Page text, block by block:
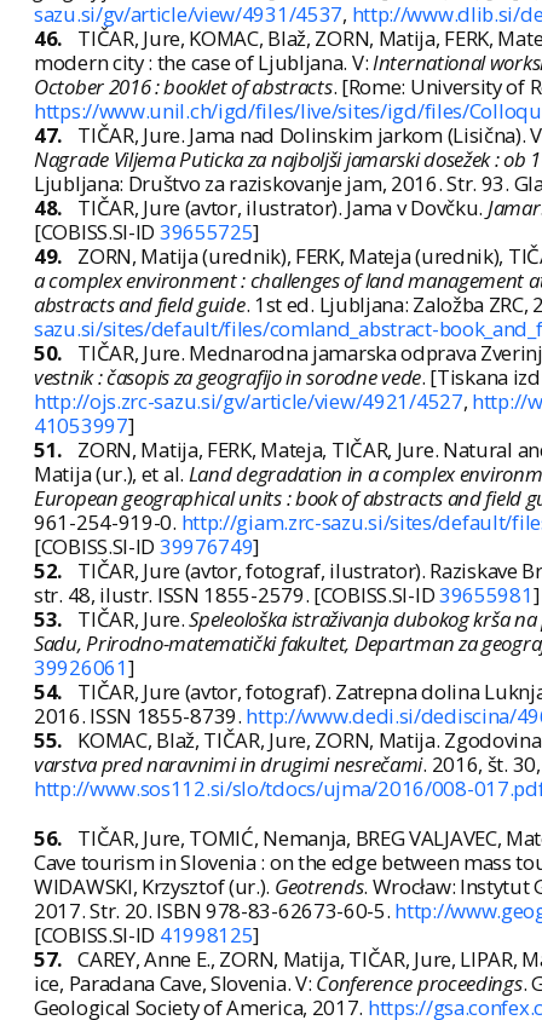
sazu.si/gv/article/view/4931/4537, http://www.dlib.si/
46.
TIČAR, Jure, KOMAC, Blaž, ZORN, Matija, FERK,
modern city : the case of Ljubljana. V:International
October 2016 : booklet of abstracts. [Rome: University of
https://www.unil.ch/igd/files/live/sites/igd/files/
47.
TIČAR, Jure. Jama nad Dolinskim jarkom (Lisična).
Nagrade Viljema Puticka za najboljši jamarski dosežek :
Ljubljana: Društvo za raziskovanje jam, 2016. Str. 93.
48.
TIČAR, Jure (avtor, ilustrator). Jama v Dovčku. Jamar
[COBISS.SI-ID 39655725]
49.
ZORN, Matija (urednik), FERK, Mateja (urednik),
a complex environment : challenges of land
abstracts and field guide. 1st ed. Ljubljana: Založba
sazu.si/sites/default/files/comland_abstract-
50.
TIČAR, Jure. Mednarodna jamarska odprava
vestnik : časopis za geografijo in sorodne vede. [Tiskana
http://ojs.zrc-sazu.si/gv/article/view/4921/4527, http://
41053997]
51.
ZORN, Matija, FERK, Mateja, TIČAR, Jure.
Matija (ur.), et al. Land degradation in a complex
European geographical units : book of abstracts and field
961-254-919-0. http://giam.zrc-sazu.si/sites/default/
[COBISS.SI-ID 39976749]
52.
TIČAR, Jure (avtor, fotograf, ilustrator). Raziskave
str. 48, ilustr. ISSN 1855-2579. [COBISS.SI-ID39655981]
53.
TIČAR, Jure.Speleološka istraživanja dubokog krša
Sadu, Prirodno-matematički fakultet, Departman za
39926061]
54.
TIČAR, Jure (avtor, fotograf). Zatrepna dolina
2016. ISSN 1855-8739. http://www.dedi.si/dediscina/
55.
KOMAC, Blaž, TIČAR, Jure, ZORN, Matija.
varstva pred naravnimi in drugimi nesrečami. 2016, št.
http://www.sos112.si/slo/tdocs/ujma/2016/008-
56.
TIČAR, Jure, TOMIĆ, Nemanja, BREG VALJAVEC,
Cave tourism in Slovenia : on the edge between mass
WIDAWSKI, Krzysztof (ur.). Geotrends. Wrocław: Instytut
2017. Str. 20. ISBN 978-83-62673-60-5. http://
[COBISS.SI-ID 41998125]
57. CAREY, Anne E., ZORN, Matija, TIČAR, Jure,
ice, Paradana Cave, Slovenia. V: Conference proceedings.
Geological Society of America, 2017. https://